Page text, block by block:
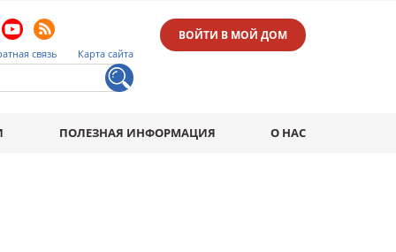
связь Карта сайта
ВОЙТИ В МОЙ ДОМ
ПОЛЕЗНАЯ ИНФОРМАЦИЯ О НАС